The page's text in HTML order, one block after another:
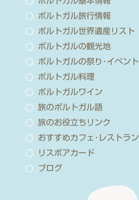
ポルトガル旅行情報
ポルトガル世界遺産リスト
ポルトガルの観光地
ポルトガルの祭り･イベント
ポルトガル料理
ポルトガルワイン
旅のポルトガル語
旅のお役立ちリンク
おすすめカフェ･レストラン
リスボアカード
ブログ